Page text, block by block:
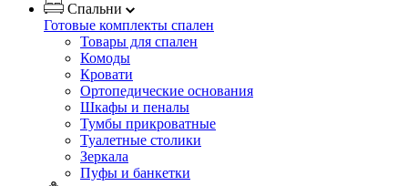
Спальни
Готовые комплекты спален
Товары для спален
Комоды
Кровати
Ортопедические основания
Шкафы и пеналы
Тумбы прикроватные
Туалетные столики
Зеркала
Пуфы и банкетки